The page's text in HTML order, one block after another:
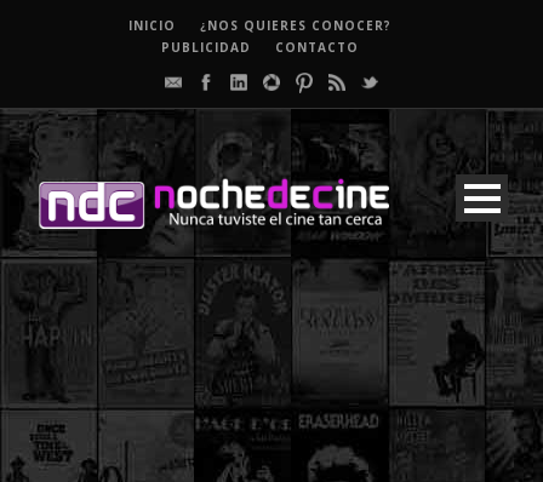
INICIO
¿NOS QUIERES CONOCER?
PUBLICIDAD
CONTACTO